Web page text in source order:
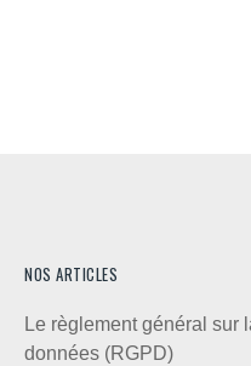
NOS ARTICLES
Le règlement général sur
données (RGPD)